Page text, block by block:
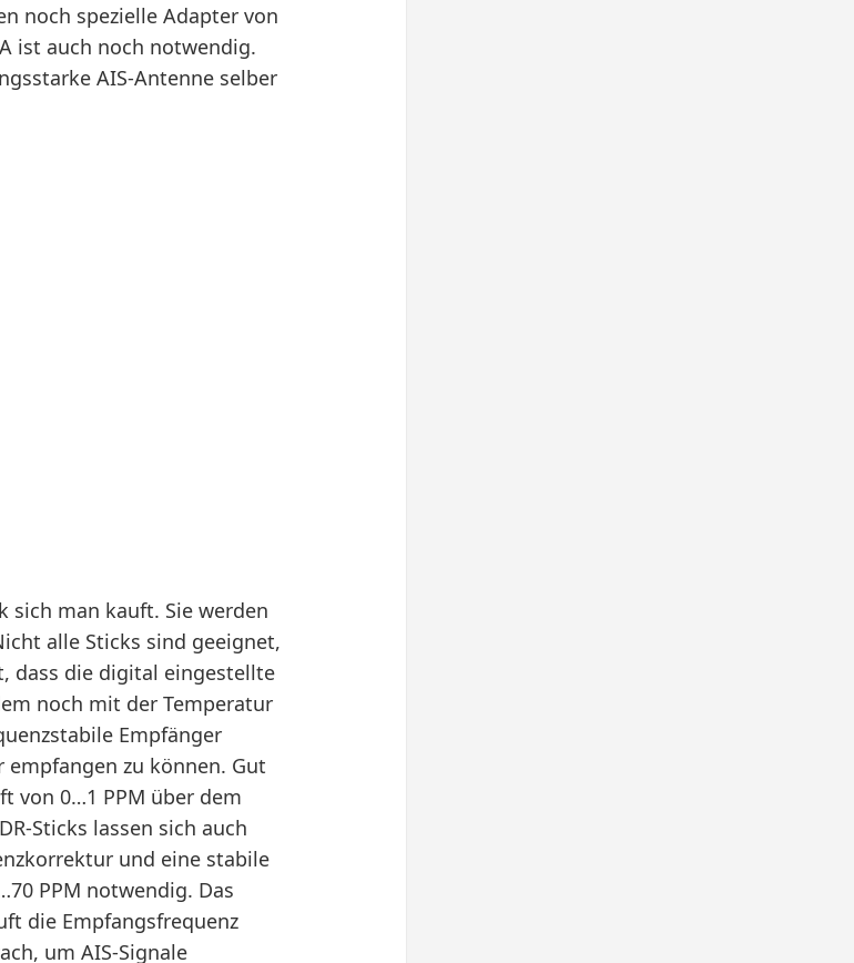
noch spezielle Adapter von
ist auch noch notwendig.
AIS-Antenne selber
sich man kauft. Sie werden
alle Sticks sind geeignet,
dass die digital eingestellte
noch mit der Temperatur
Empfänger
zu können. Gut
von 0…1 PPM über dem
Sticks lassen sich auch
und eine stabile
PPM notwendig. Das
die Empfangsfrequenz
um AIS-Signale